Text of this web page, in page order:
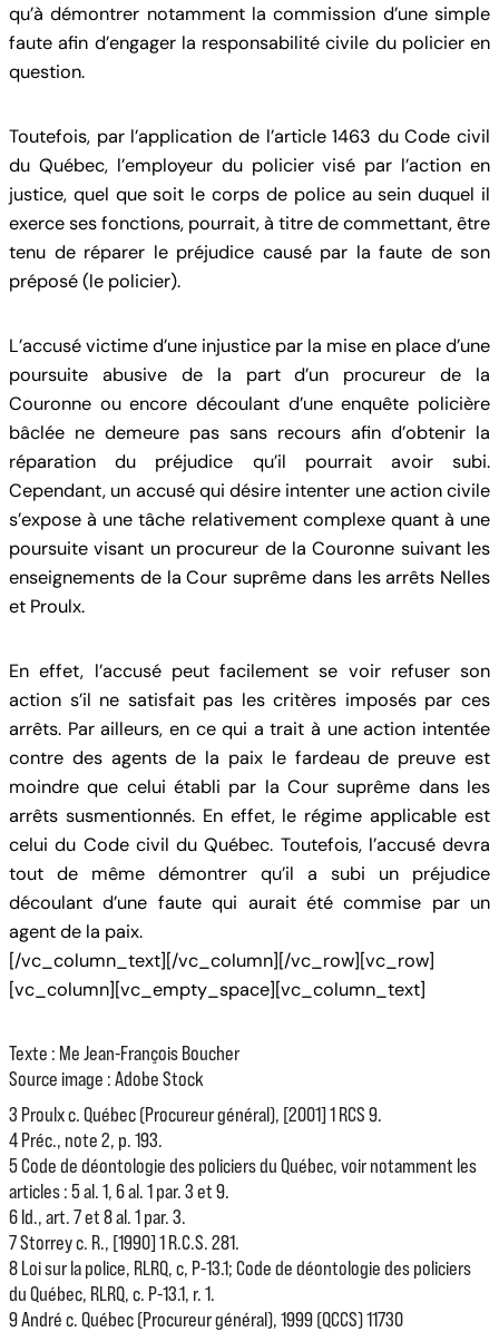
qu’à démontrer notamment la commission d’une simple
faute afin d’engager la responsabilité civile du policier en
question.
Toutefois, par l’application de l’article 1463 du Code civil
du Québec, l’employeur du policier visé par l’action en
justice, quel que soit le corps de police au sein duquel il
exerce ses fonctions, pourrait, à titre de commettant, être
tenu de réparer le préjudice causé par la faute de son
préposé (le policier).
L’accusé victime d’une injustice par la mise en place d’une
poursuite abusive de la part d’un procureur de la
Couronne ou encore découlant d’une enquête policière
bâclée ne demeure pas sans recours afin d’obtenir la
réparation du préjudice qu’il pourrait avoir subi.
Cependant, un accusé qui désire intenter une action civile
s’expose à une tâche relativement complexe quant à une
poursuite visant un procureur de la Couronne suivant les
enseignements de la Cour suprême dans les arrêts Nelles
et Proulx.
En effet, l’accusé peut facilement se voir refuser son
action s’il ne satisfait pas les critères imposés par ces
arrêts. Par ailleurs, en ce qui a trait à une action intentée
contre des agents de la paix le fardeau de preuve est
moindre que celui établi par la Cour suprême dans les
arrêts susmentionnés. En effet, le régime applicable est
celui du Code civil du Québec. Toutefois, l’accusé devra
tout de même démontrer qu’il a subi un préjudice
découlant d’une faute qui aurait été commise par un
agent de la paix.
[/vc_column_text][/vc_column][/vc_row][vc_row]
[vc_column][vc_empty_space][vc_column_text]
Texte : Me Jean-François Boucher
Source image : Adobe Stock
3 Proulx c. Québec (Procureur général), [2001] 1 RCS 9.
4 Préc., note 2, p. 193.
5 Code de déontologie des policiers du Québec, voir notamment les
articles : 5 al. 1, 6 al. 1 par. 3 et 9.
6 Id., art. 7 et 8 al. 1 par. 3.
7 Storrey c. R., [1990] 1 R.C.S. 281.
8 Loi sur la police, RLRQ, c, P-13.1; Code de déontologie des policiers
du Québec, RLRQ, c. P-13.1, r. 1.
9 André c. Québec (Procureur général), 1999 (QCCS) 11730